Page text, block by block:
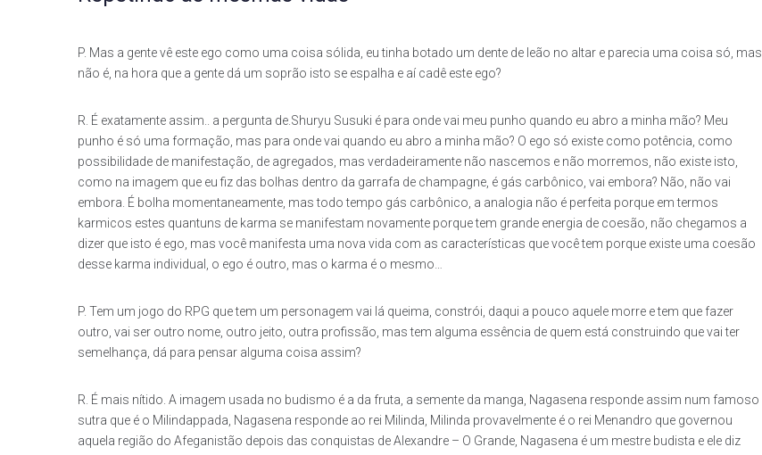
P. Mas a gente vê este ego como uma coisa sólida, eu tinha botado um dente de leão no altar e parecia uma coisa só, mas
não é, na hora que a gente dá um soprão isto se espalha e aí cadê este ego?
R. É exatamente assim.. a pergunta de.Shuryu Susuki é para onde vai meu punho quando eu abro a minha mão? Meu
punho é só uma formação, mas para onde vai quando eu abro a minha mão? O ego só existe como potência, como
possibilidade de manifestação, de agregados, mas verdadeiramente não nascemos e não morremos, não existe isto,
como na imagem que eu fiz das bolhas dentro da garrafa de champagne, é gás carbônico, vai embora? Não, não vai
embora. É bolha momentaneamente, mas todo tempo gás carbônico, a analogia não é perfeita porque em termos
karmicos estes quantuns de karma se manifestam novamente porque tem grande energia de coesão, não chegamos a
dizer que isto é ego, mas você manifesta uma nova vida com as características que você tem porque existe uma coesão
desse karma individual, o ego é outro, mas o karma é o mesmo…
P. Tem um jogo do RPG que tem um personagem vai lá queima, constrói, daqui a pouco aquele morre e tem que fazer
outro, vai ser outro nome, outro jeito, outra profissão, mas tem alguma essência de quem está construindo que vai ter
semelhança, dá para pensar alguma coisa assim?
R. É mais nítido. A imagem usada no budismo é a da fruta, a semente da manga, Nagasena responde assim num famoso
sutra que é o Milindappada, Nagasena responde ao rei Milinda, Milinda provavelmente é o rei Menandro que governou
aquela região do Afeganistão depois das conquistas de Alexandre – O Grande, Nagasena é um mestre budista e ele diz